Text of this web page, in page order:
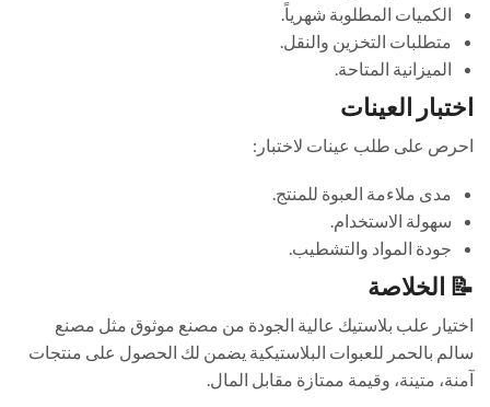
الكميات المطلوبة شهرياً.
متطلبات التخزين والنقل.
الميزانية المتاحة.
اختبار العينات
احرص على طلب عينات لاختبار:
مدى ملاءمة العبوة للمنتج.
سهولة الاستخدام.
جودة المواد والتشطيب.
📝 الخلاصة
اختيار علب بلاستيك عالية الجودة من مصنع موثوق مثل مصنع
سالم بالحمر للعبوات البلاستيكية يضمن لك الحصول على منتجات
آمنة، متينة، وقيمة ممتازة مقابل المال.